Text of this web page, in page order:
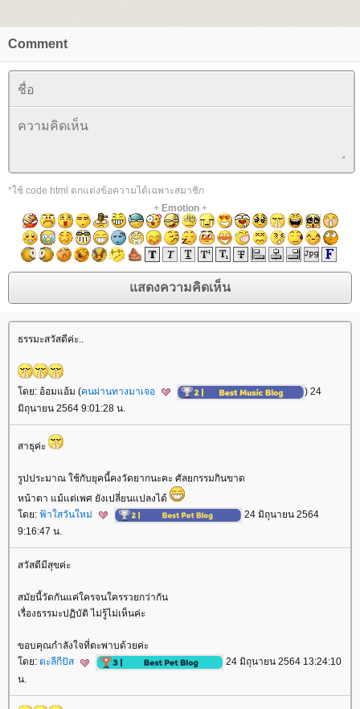
Comment
*ใช้ code html ตกแต่งข้อความได้เฉพาะสมาชิก
+ Emotion+
ธรรมะสวัสดีค่ะ..
ดย: อ้อมแอ้ม (คนผ่านทางมาเจอ
) 24
มิถุนายน 2564 9:01:28 น.
สาธุค่ะ
รูปประมาณ ใช้กับยุคนี้คงวัดยากนะคะ ศัลยกรรมกินขาด
หน้าตา แม้แต่เพศ ยังเปลี่ยนแปลงได้
ดย: ฟ้าใสวันใหม่
24 มิถุนายน 2564
9:16:47 น.
สวัสดีมีสุขค่ะ
สมัยนี้วัดกันแค่ใครจนใครรวยกว่ากัน
เรื่องธรรมะปฏิบัติ ไม่รู้ไม่เห็นค่ะ
ขอบคุณกำลังใจที่ตะพาบด้วยค่ะ
ดย: ตะลีกีปัส
24 มิถุนายน 2564 13:24:10
น.